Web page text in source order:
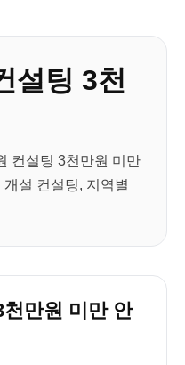
설팅 3천
컨설팅 3천만원 미만
설 컨설팅, 지역별
만원 미만 안